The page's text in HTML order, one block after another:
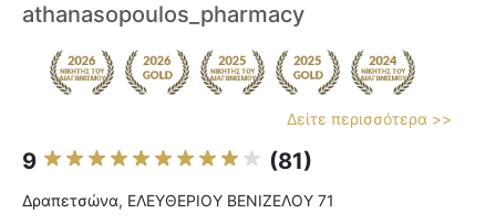
athanasopoulos_pharmacy
Δείτε περισσότερα >>
9 (81)
Δραπετσώνα, ΕΛΕΥΘΕΡΙΟΥ ΒΕΝΙΖΕΛΟΥ 71